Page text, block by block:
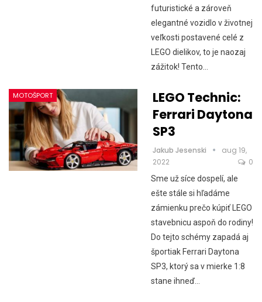
futuristické a zároveň
elegantné vozidlo v životnej
veľkosti postavené celé z
LEGO dielikov, to je naozaj
zážitok! Tento…
MOTOŠPORT
LEGO Technic:
Ferrari Daytona
SP3
Jakub Jesenski
aug 19,
2022
0
Sme už síce dospelí, ale
ešte stále si hľadáme
zámienku prečo kúpiť LEGO
stavebnicu aspoň do rodiny!
Do tejto schémy zapadá aj
športiak Ferrari Daytona
SP3, ktorý sa v mierke 1:8
stane ihneď…